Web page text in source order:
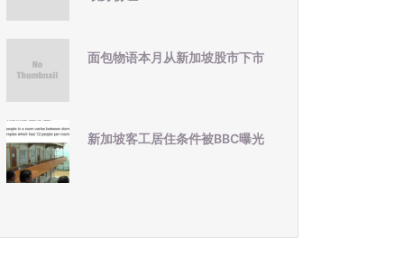
面包物语本月从新加坡股市下市
新加坡客工居住条件被BBC曝光